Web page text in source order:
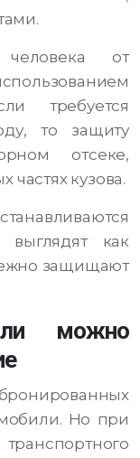
от
требуется
то защиту
отсеке,
частях кузова.
как
защищают
можно
Но при